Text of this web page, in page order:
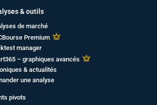
& outils
de marché
Premium
manager
– graphiques avancés
& actualités
une analyse
pivots